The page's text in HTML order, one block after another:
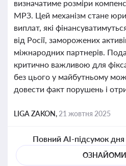
визначатиме розміри
МРЗ. Цей механізм стане
виплат, які
від Росії, заморожених
міжнародних партнерів.
критично важливою для
без цього у майбутньому
довести факт порушень і
LIGA ZAKON, 21 жовтня 2025
Повний AI-підсумок дня